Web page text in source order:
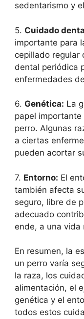
sedentarismo y
5. Cuidado
importante para
cepillado regular
dental periódica
enfermedades
6. Genética: La
papel
perro. Algunas
a ciertas
pueden acortar
7. Entorno: El
también afecta
seguro, libre de
adecuado
ende, a una vida
En resumen, la
un perro varía
la raza, los
alimentación, el
genética y el
todos estos